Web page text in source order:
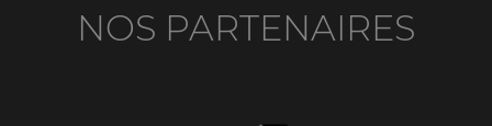
NOS PARTENAIRES